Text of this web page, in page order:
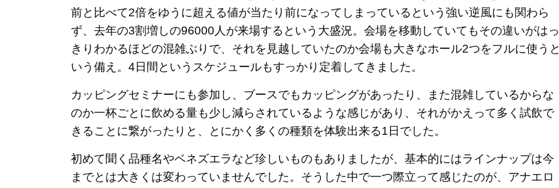
前と比べて2倍をゆうに超える値が当たり前になってしまっているという強い逆風にも関わら
ず、去年の3割増しの96000人が来場するという大盛況。会場を移動していてもその違いがはっ
きりわかるほどの混雑ぶりで、それを見越していたのか会場も大きなホール2つをフルに使うと
いう備え。4日間というスケジュールもすっかり定着してきました。
カッピングセミナーにも参加し、ブースでもカッピングがあったり、また混雑しているからな
のか一杯ごとに飲める量も少し減らされているような感じがあり、それがかえって多く試飲で
きることに繋がったりと、とにかく多くの種類を体験出来る1日でした。
初めて聞く品種名やベネズエラなど珍しいものもありましたが、基本的にはラインナップは今
までとは大きくは変わっていませんでした。そうした中で一つ際立って感じたのが、アナエロ